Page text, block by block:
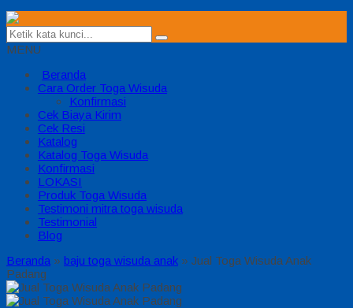
MENU
Beranda
Cara Order Toga Wisuda
Konfirmasi
Cek Biaya Kirim
Cek Resi
Katalog
Katalog Toga Wisuda
Konfirmasi
LOKASI
Produk Toga Wisuda
Testimoni mitra toga wisuda
Testimonial
Blog
Beranda » baju toga wisuda anak » Jual Toga Wisuda Anak
Padang